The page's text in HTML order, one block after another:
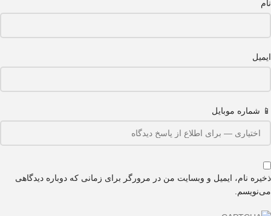
نام
ایمیل
📱 شماره موبایل
ذخیره نام، ایمیل و وبسایت من در مرورگر برای زمانی که دوباره دیدگاهی
می‌نویسم.